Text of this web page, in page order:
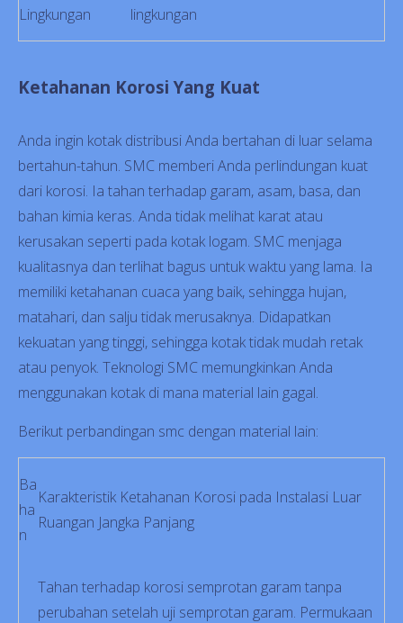
Lingkungan
lingkungan
Ketahanan Korosi Yang Kuat
Anda ingin kotak distribusi Anda bertahan di luar selama
bertahun-tahun. SMC memberi Anda perlindungan kuat
dari korosi. Ia tahan terhadap garam, asam, basa, dan
bahan kimia keras. Anda tidak melihat karat atau
kerusakan seperti pada kotak logam. SMC menjaga
kualitasnya dan terlihat bagus untuk waktu yang lama. Ia
memiliki ketahanan cuaca yang baik, sehingga hujan,
matahari, dan salju tidak merusaknya. Didapatkan
kekuatan yang tinggi, sehingga kotak tidak mudah retak
atau penyok. Teknologi SMC memungkinkan Anda
menggunakan kotak di mana material lain gagal.
Berikut perbandingan smc dengan material lain:
Ba
ha
n
Karakteristik Ketahanan Korosi pada Instalasi Luar
Ruangan Jangka Panjang
Tahan terhadap korosi semprotan garam tanpa
perubahan setelah uji semprotan garam. Permukaan